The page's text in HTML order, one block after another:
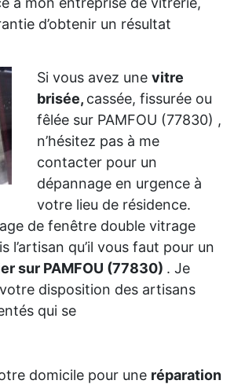
d’obtenir un résultat
Si vous avez unevitre
brisée, cassée, fissurée ou
fêlée sur PAMFOU (77830) ,
n’hésitez pas à me
contacter pour un
dépannage en urgence à
votre lieu de résidence.
de fenêtre double vitrage
l’artisan qu’il vous faut pour un
sur PAMFOU (77830) . Je
disposition des artisans
qui se
domicile pour une réparation